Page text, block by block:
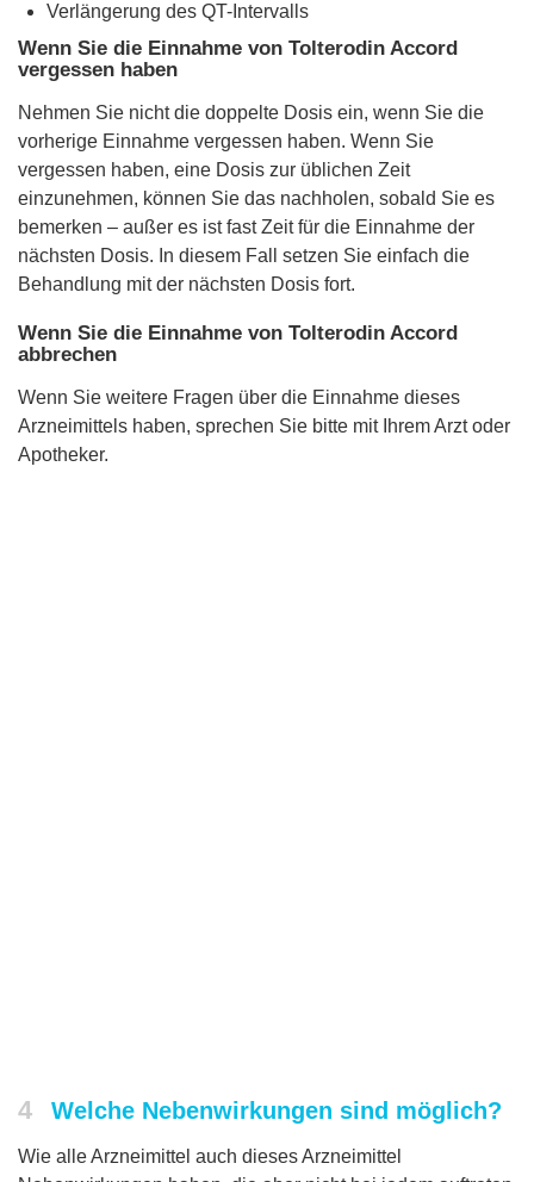
Verlängerung des QT-Intervalls
Wenn Sie die Einnahme von Tolterodin Accord
vergessen haben
Nehmen Sie nicht die doppelte Dosis ein, wenn Sie die
vorherige Einnahme vergessen haben. Wenn Sie
vergessen haben, eine Dosis zur üblichen Zeit
einzunehmen, können Sie das nachholen, sobald Sie es
bemerken – außer es ist fast Zeit für die Einnahme der
nächsten Dosis. In diesem Fall setzen Sie einfach die
Behandlung mit der nächsten Dosis fort.
Wenn Sie die Einnahme von Tolterodin Accord
abbrechen
Wenn Sie weitere Fragen über die Einnahme dieses
Arzneimittels haben, sprechen Sie bitte mit Ihrem Arzt oder
Apotheker.
4 Welche Nebenwirkungen sind möglich?
Wie alle Arzneimittel auch dieses Arzneimittel